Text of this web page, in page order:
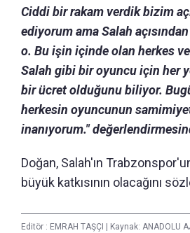
Ciddi bir rakam verdik bizim
ediyorum ama Salah
o. Bu işin içinde olan herkes
Salah gibi bir oyuncu için her
bir ücret olduğunu biliyor.
herkesin oyuncunun
inanıyorum."
Doğan, Salah'ın
büyük katkısının olacağını
Editör : EMRAH TAŞÇI | Kaynak: ANADOLU